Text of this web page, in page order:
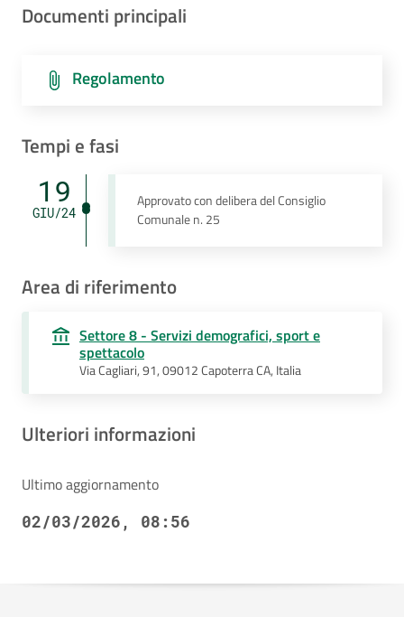
Documenti principali
Regolamento
Tempi e fasi
19
GIU/24
Approvato con delibera del Consiglio
Comunale n. 25
Area di riferimento
Settore 8 - Servizi demografici, sport e
spettacolo
Via Cagliari, 91, 09012 Capoterra CA, Italia
Ulteriori informazioni
Ultimo aggiornamento
02/03/2026, 08:56